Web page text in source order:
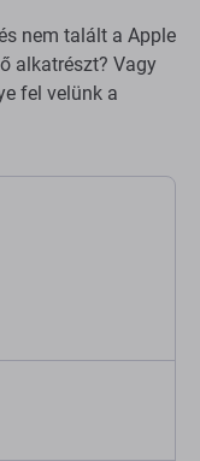
nem talált a Apple
alkatrészt? Vagy
fel velünk a